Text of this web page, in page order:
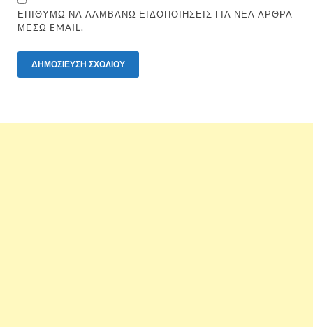
ΕΠΙΘΥΜΏ ΝΑ ΛΑΜΒΆΝΩ ΕΙΔΟΠΟΙΉΣΕΙΣ ΓΙΑ ΝΈΑ ΆΡΘΡΑ
ΜΈΣΩ EMAIL.